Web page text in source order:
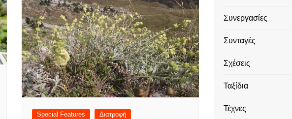
Special Features Διατροφή
Συνεργασίες
Συνταγές
Σχέσεις
Ταξίδια
Τέχνες